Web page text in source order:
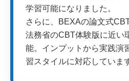
学習可能になりました。
さらに、BEXAの論文式
法務省のCBT体験版に近い
能。インプットから実践演
習スタイルに対応していま